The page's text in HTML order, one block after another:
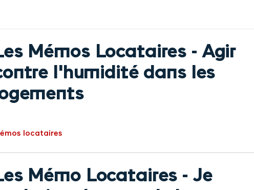
Mémos Locataires - Agir
l'humidité dans les
locataires
Mémo Locataires - Je